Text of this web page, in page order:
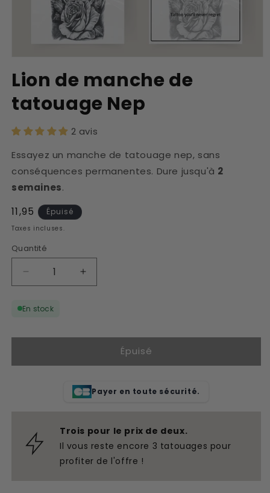
média
1
dans
une
Lion de manche de
tatouage Nep
2 avis
Essayez un manche de tatouage nep, sans
conséquences permanentes. Dure jusqu'à 2
semaines.
Prix
habituel
11,95 Épuisé
Taxes incluses.
Quantité
Réduire
la
de
de
de
Augmenter
la
de
de
Nep
En stock
Épuisé
Payer en toute sécurité.
Trois pour le prix de deux.
Il vous reste encore 3 tatouages pour
profiter de l'offre !